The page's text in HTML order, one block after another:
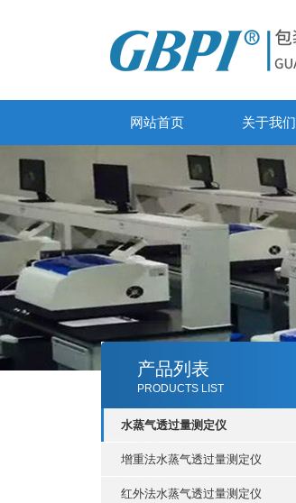
网站首页 关于我们
产品列表
PRODUCTS LIST
水蒸气透过量测定仪
增重法水蒸气透过量测定仪
红外法水蒸气透过量测定仪